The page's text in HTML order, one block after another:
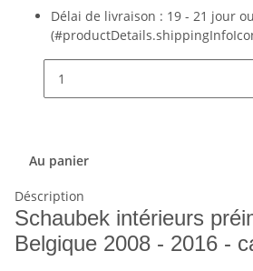
Délai de livraison : 19 - 21 jour
Au panier
Déscription
Schaubek intérieurs
Belgique 2008 - 2016 -